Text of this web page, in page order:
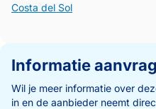
Costa del Sol
Informatie
Wil je meer informatie over
in en de aanbieder neemt